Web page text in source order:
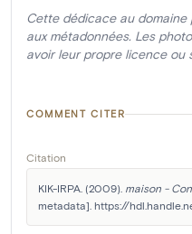
Cette dédicace au domaine
aux métadonnées. Les
avoir leur propre licence ou
COMMENT CITER
Citation
KIK-IRPA. (2009). maison -
metadata]. https://